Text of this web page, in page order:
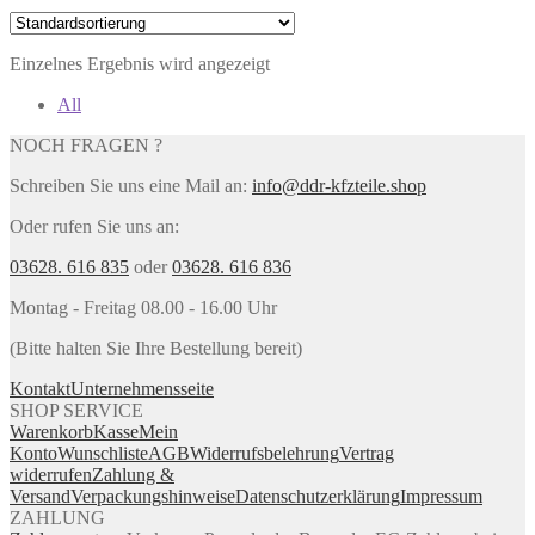
Einzelnes Ergebnis wird angezeigt
All
NOCH FRAGEN ?
Schreiben Sie uns eine Mail an: info@ddr-kfzteile.shop
Oder rufen Sie uns an:
03628. 616 835 oder03628. 616 836
Montag - Freitag 08.00 - 16.00 Uhr
(Bitte halten Sie Ihre Bestellung bereit)
KontaktUnternehmensseite
SHOP SERVICE
WarenkorbKasseMein
KontoWunschlisteAGBWiderrufsbelehrungVertrag
widerrufenZahlung &
VersandVerpackungshinweiseDatenschutzerklärungImpressum
ZAHLUNG